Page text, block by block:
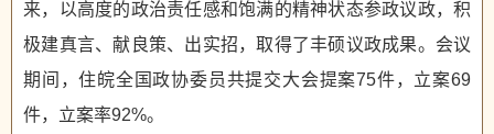
来，以高度的政治责任感和饱满的精神状态参政议政，积
极建真言、献良策、出实招，取得了丰硕议政成果。会议
期间，住皖全国政协委员共提交大会提案75件，立案69
件，立案率92%。